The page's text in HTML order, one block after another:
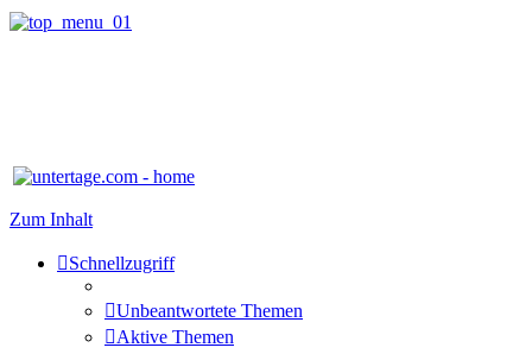
Zum Inhalt
Schnellzugriff
Unbeantwortete Themen
Aktive Themen